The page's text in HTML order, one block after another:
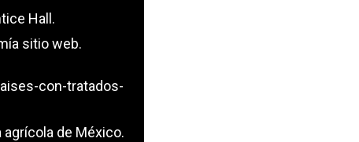
Hall.
sitio web.
con-tratados-
de México.